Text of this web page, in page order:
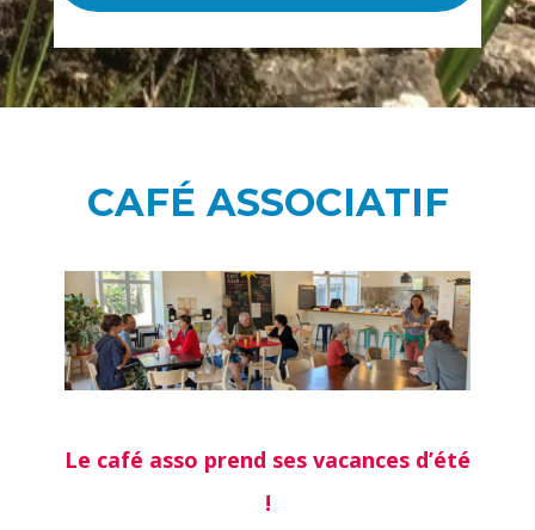
CAFÉ ASSOCIATIF
Le café asso prend ses vacances d’été
!